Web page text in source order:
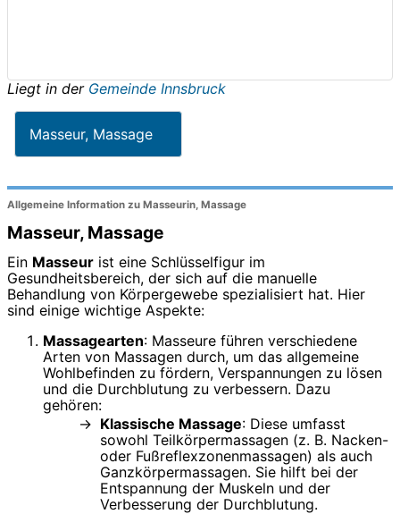
Liegt in der Gemeinde Innsbruck
Masseur, Massage
Allgemeine Information zu Masseurin, Massage
Masseur, Massage
Ein Masseur ist eine Schlüsselfigur im
Gesundheitsbereich, der sich auf die manuelle
Behandlung von Körpergewebe spezialisiert hat. Hier
sind einige wichtige Aspekte:
Massagearten: Masseure führen verschiedene
Arten von Massagen durch, um das allgemeine
Wohlbefinden zu fördern, Verspannungen zu lösen
und die Durchblutung zu verbessern. Dazu
gehören:
Klassische Massage: Diese umfasst
sowohl Teilkörpermassagen (z. B. Nacken-
oder Fußreflexzonenmassagen) als auch
Ganzkörpermassagen. Sie hilft bei der
Entspannung der Muskeln und der
Verbesserung der Durchblutung.